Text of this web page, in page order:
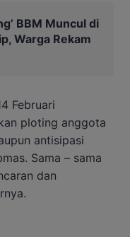
BBM Muncul di
Warga Rekam
Februari
ploting anggota
antisipasi
Sama – sama
dan